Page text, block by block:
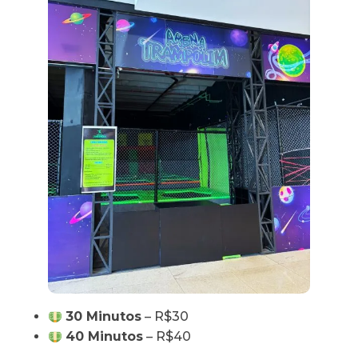
30 Minutos – R$30
40 Minutos – R$40